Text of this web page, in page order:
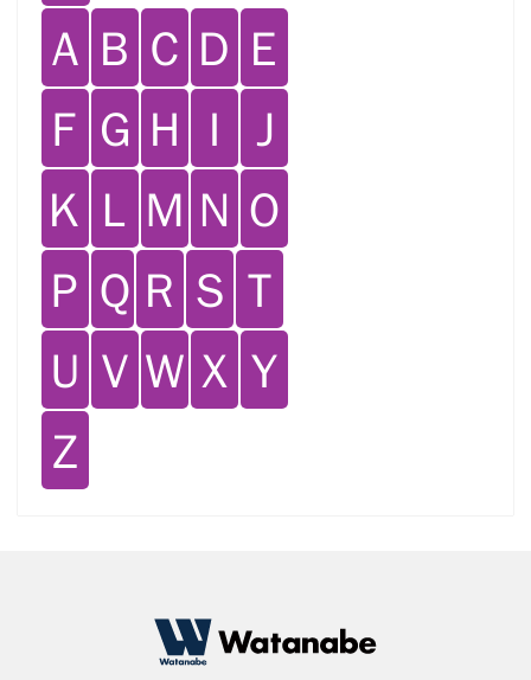
Ａ Ｂ Ｃ Ｄ Ｅ
Ｆ Ｇ Ｈ Ｉ Ｊ
Ｋ Ｌ Ｍ Ｎ Ｏ
Ｐ Ｑ Ｒ Ｓ Ｔ
Ｕ Ｖ Ｗ Ｘ Ｙ
Ｚ